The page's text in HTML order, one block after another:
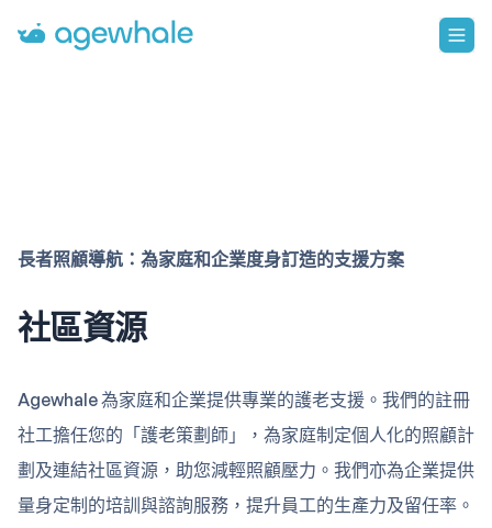
Go to homepage
長者照顧導航：為家庭和企業度身訂造的支援方案
社區資源
Agewhale 為家庭和企業提供專業的護老支援。我們的註冊
社工擔任您的「護老策劃師」，為家庭制定個人化的照顧計
劃及連結社區資源，助您減輕照顧壓力。我們亦為企業提供
量身定制的培訓與諮詢服務，提升員工的生產力及留任率。